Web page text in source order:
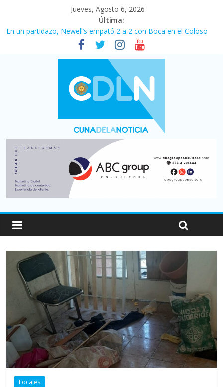
Jueves, Agosto 6, 2026
Última:
En un partidazo, Newell’s empató 2 a 2 con Boca en el Coloso
Vacaciones de invierno con más movimiento y consumo
turístico: 4,6 millones de personas viajaron por el país, un 5,9%
Fuerte caída de la venta de autos usados en julio: bajó un 12,6%
Central venció 1 a 0 al River de Coudet en el Monumental
Pullaro mejora sus relaciones con el Gobierno nacional
Locales